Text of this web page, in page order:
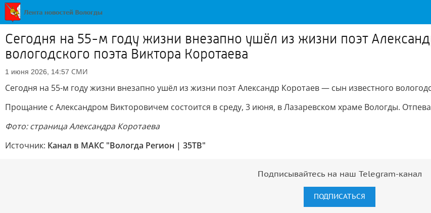
Сегодня на 55-м году жизни внезапно ушёл из жизни поэт
вологодского поэта Виктора Коротаева
1 июня 2026, 14:57 СМИ
Сегодня на 55-м году жизни внезапно ушёл из жизни поэт Александр Коротаев — сын известного
Прощание с Александром Викторовичем состоится в среду, 3 июня, в Лазаревском храме Вологды.
Фото: страница Александра Коротаева
Источник: Канал в МАКС "Вологда Регион | 35ТВ"
Подписывайтесь на наш Telegram-канал
ПОДПИСАТЬСЯ